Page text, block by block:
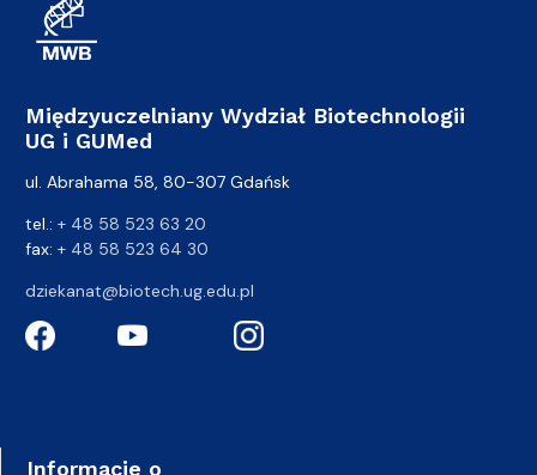
Międzyuczelniany Wydział Biotechnologii
UG i GUMed
ul. Abrahama 58, 80-307 Gdańsk
tel.: + 48 58 523 63 20
fax: + 48 58 523 64 30
dziekanat@biotech.ug.edu.pl
Informacje o